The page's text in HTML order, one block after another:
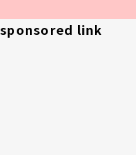
sponsored link